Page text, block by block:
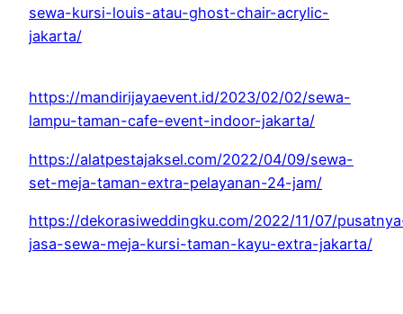
sewa-kursi-louis-atau-ghost-chair-acrylic-
jakarta/
https://mandirijayaevent.id/2023/02/02/sewa-
lampu-taman-cafe-event-indoor-jakarta/
https://alatpestajaksel.com/2022/04/09/sewa-
set-meja-taman-extra-pelayanan-24-jam/
https://dekorasiweddingku.com/2022/11/07/
jasa-sewa-meja-kursi-taman-kayu-extra-jakarta/